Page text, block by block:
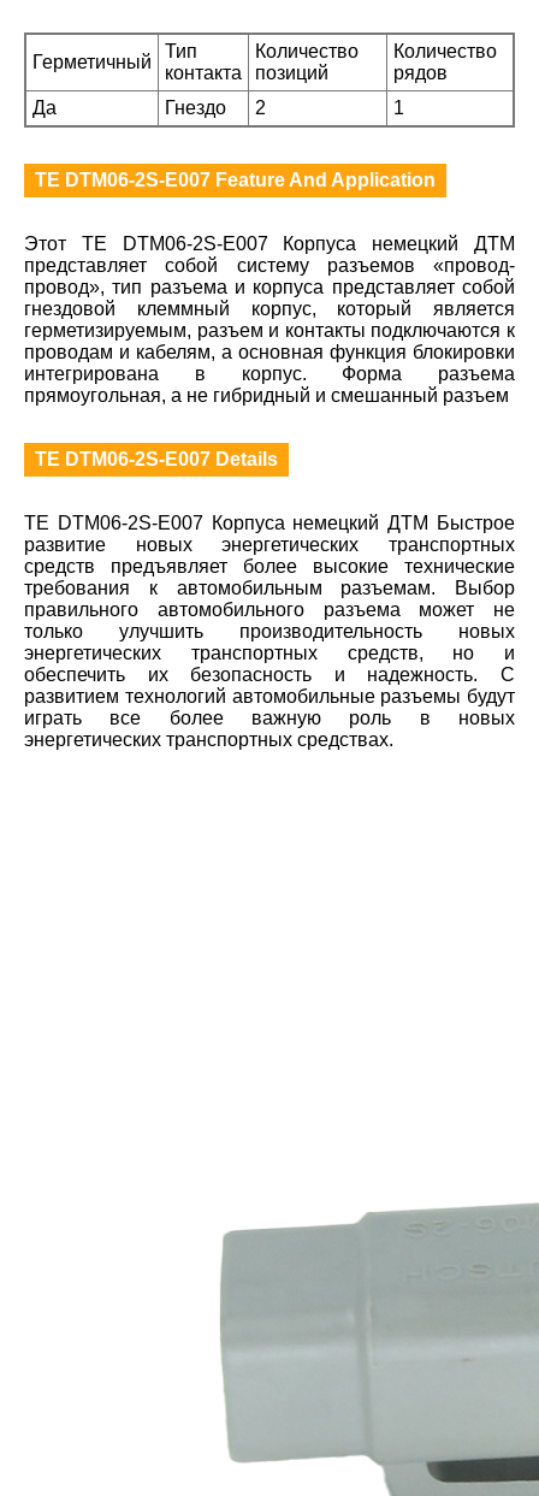
Герметичный
Тип
контакта
Количество
позиций
Количество
рядов
Да
Гнездо 2 1
TE DTM06-2S-E007 Feature And Application
Этот TE DTM06-2S-E007 Корпуса немецкий ДТМ
представляет собой систему разъемов «провод-
провод», тип разъема и корпуса представляет собой
гнездовой клеммный корпус, который является
герметизируемым, разъем и контакты подключаются к
проводам и кабелям, а основная функция блокировки
интегрирована в корпус. Форма разъема
прямоугольная, а не гибридный и смешанный разъем
TE DTM06-2S-E007 Details
TE DTM06-2S-E007 Корпуса немецкий ДТМ Быстрое
развитие новых энергетических транспортных
средств предъявляет более высокие технические
требования к автомобильным разъемам. Выбор
правильного автомобильного разъема может не
только улучшить производительность новых
энергетических транспортных средств, но и
обеспечить их безопасность и надежность. С
развитием технологий автомобильные разъемы будут
играть все более важную роль в новых
энергетических транспортных средствах.